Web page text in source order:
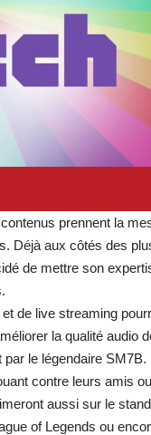
prennent la
Déjà aux côtés des
de mettre son
de live streaming
la qualité audio
le légendaire
contre leurs amis
aussi sur le
of Legends ou